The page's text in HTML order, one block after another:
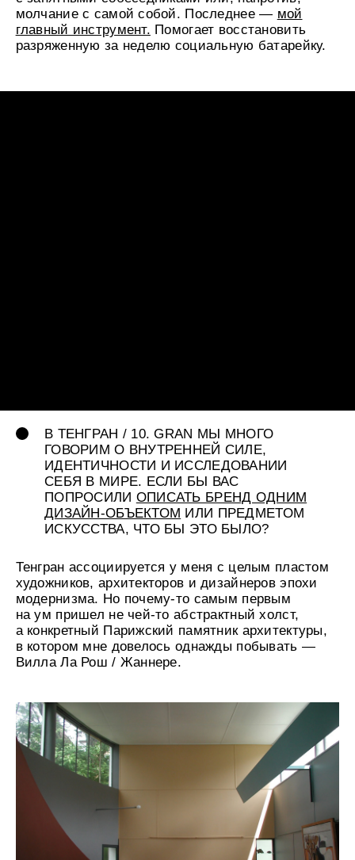
незаконченным и сложно уловить интонацию.
У меня их немного, и так сложилось, что чаще
всего — это подарок. Поэтому, безусловно,
эмоциональная связь и ассоциация есть
с каждым.
ЧТО ДЛЯ ВАС ЗНАЧАТ УКРАШЕНИЯ?
НАХОДИТЕ ЛИ В НИХ ВНУТРЕННЮЮ
СВЯЗЬ И ЦЕННОСТЬ?